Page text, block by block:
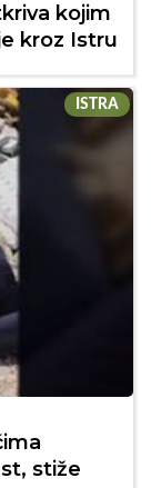
kojim
kroz Istru
ISTRA
stiže